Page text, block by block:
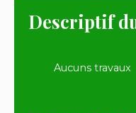
Descriptif
Aucuns travaux